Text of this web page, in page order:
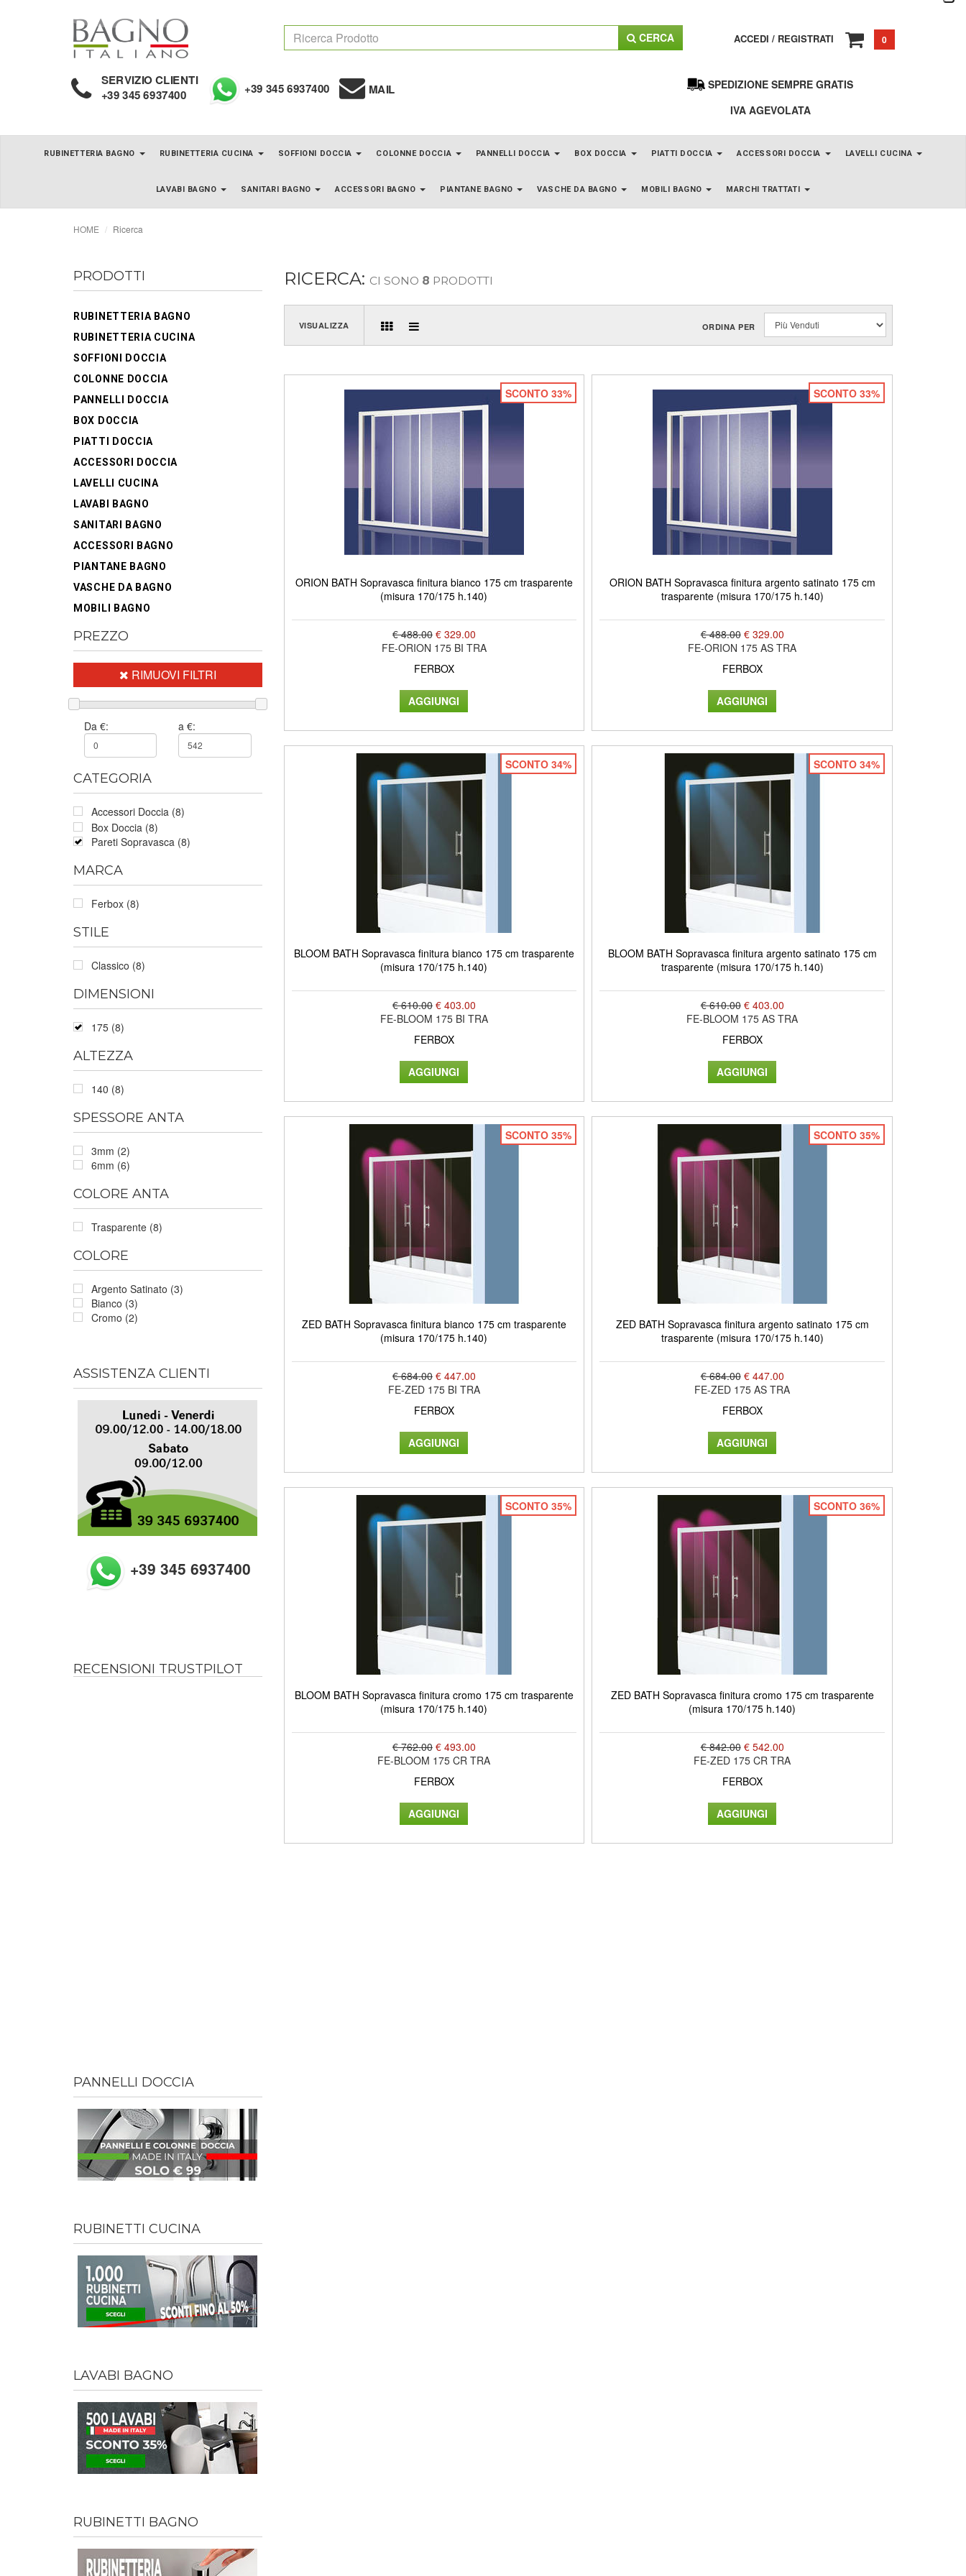
CERCA ACCEDI / REGISTRATI 0
SERVIZIO CLIENTI
+39 345 6937400 +39 345 6937400 MAIL
SPEDIZIONE SEMPRE GRATIS
IVA AGEVOLATA
RUBINETTERIA BAGNO RUBINETTERIA CUCINA SOFFIONI DOCCIA COLONNE DOCCIA PANNELLI DOCCIA BOX DOCCIA PIATTI DOCCIA ACCESSORI DOCCIA LAVELLI CUCINA
LAVABI BAGNO SANITARI BAGNO ACCESSORI BAGNO PIANTANE BAGNO VASCHE DA BAGNO MOBILI BAGNO MARCHI TRATTATI
HOME Ricerca
PRODOTTI
RUBINETTERIA BAGNO
RUBINETTERIA CUCINA
SOFFIONI DOCCIA
COLONNE DOCCIA
PANNELLI DOCCIA
BOX DOCCIA
PIATTI DOCCIA
ACCESSORI DOCCIA
LAVELLI CUCINA
LAVABI BAGNO
SANITARI BAGNO
ACCESSORI BAGNO
PIANTANE BAGNO
VASCHE DA BAGNO
MOBILI BAGNO
PREZZO
RIMUOVI FILTRI
Da €: a €:
CATEGORIA
Accessori Doccia (8)
Box Doccia (8)
Pareti Sopravasca (8)
MARCA
Ferbox (8)
STILE
Classico (8)
DIMENSIONI
175 (8)
ALTEZZA
140 (8)
SPESSORE ANTA
3mm (2)
6mm (6)
COLORE ANTA
Trasparente (8)
COLORE
Argento Satinato (3)
Bianco (3)
Cromo (2)
ASSISTENZA CLIENTI
+39 345 6937400
RECENSIONI TRUSTPILOT
PANNELLI DOCCIA
RUBINETTI CUCINA
LAVABI BAGNO
RUBINETTI BAGNO
RICERCA: CI SONO 8 PRODOTTI
VISUALIZZA ORDINA PER
SCONTO 33%
ORION BATH Sopravasca finitura bianco 175 cm trasparente
(misura 170/175 h.140)
€ 488.00 € 329.00
FE-ORION 175 BI TRA
FERBOX
SCONTO 33%
ORION BATH Sopravasca finitura argento satinato 175 cm
trasparente (misura 170/175 h.140)
€ 488.00 € 329.00
FE-ORION 175 AS TRA
FERBOX
SCONTO 34%
BLOOM BATH Sopravasca finitura bianco 175 cm trasparente
(misura 170/175 h.140)
€ 610.00 € 403.00
FE-BLOOM 175 BI TRA
FERBOX
SCONTO 34%
BLOOM BATH Sopravasca finitura argento satinato 175 cm
trasparente (misura 170/175 h.140)
€ 610.00 € 403.00
FE-BLOOM 175 AS TRA
FERBOX
SCONTO 35%
ZED BATH Sopravasca finitura bianco 175 cm trasparente
(misura 170/175 h.140)
€ 684.00 € 447.00
FE-ZED 175 BI TRA
FERBOX
SCONTO 35%
ZED BATH Sopravasca finitura argento satinato 175 cm
trasparente (misura 170/175 h.140)
€ 684.00 € 447.00
FE-ZED 175 AS TRA
FERBOX
SCONTO 35%
BLOOM BATH Sopravasca finitura cromo 175 cm trasparente
(misura 170/175 h.140)
€ 762.00 € 493.00
FE-BLOOM 175 CR TRA
FERBOX
SCONTO 36%
ZED BATH Sopravasca finitura cromo 175 cm trasparente
(misura 170/175 h.140)
€ 842.00 € 542.00
FE-ZED 175 CR TRA
FERBOX